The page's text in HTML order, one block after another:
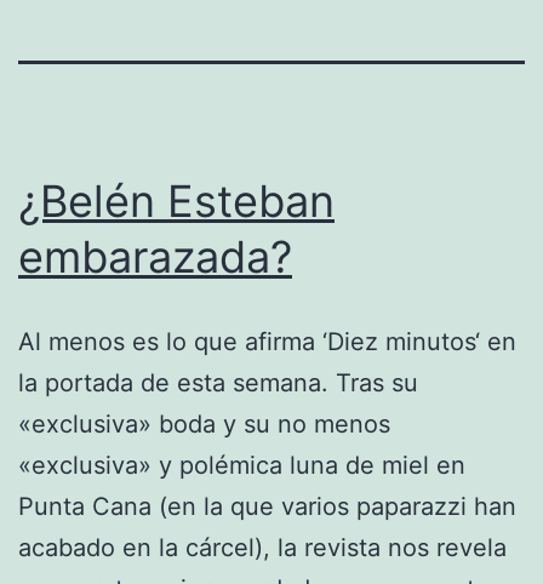
¿Belén Esteban
embarazada?
Al menos es lo que afirma ‘Diez minutos‘ en
la portada de esta semana. Tras su
«exclusiva» boda y su no menos
«exclusiva» y polémica luna de miel en
Punta Cana (en la que varios paparazzi han
acabado en la cárcel), la revista nos revela